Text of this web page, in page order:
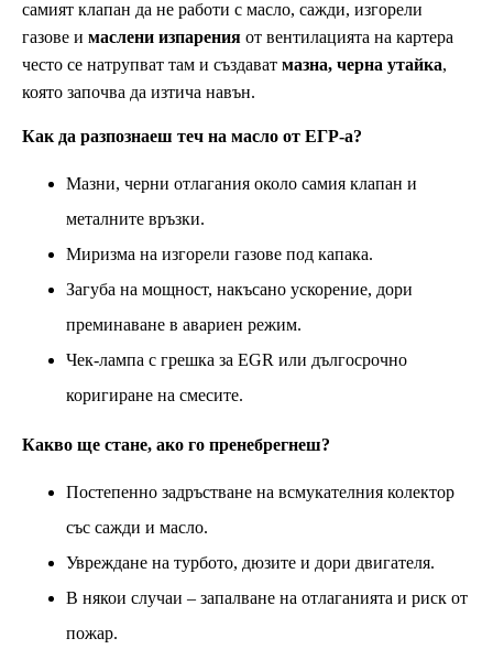
самият клапан да не работи с масло, сажди, изгорели
газове и маслени изпарения от вентилацията на картера
често се натрупват там и създават мазна, черна утайка,
която започва да изтича навън.
Как да разпознаеш теч на масло от ЕГР-а?
Мазни, черни отлагания около самия клапан и
металните връзки.
Миризма на изгорели газове под капака.
Загуба на мощност, накъсано ускорение, дори
преминаване в авариен режим.
Чек-лампа с грешка за EGR или дългосрочно
коригиране на смесите.
Какво ще стане, ако го пренебрегнеш?
Постепенно задръстване на всмукателния колектор
със сажди и масло.
Увреждане на турбото, дюзите и дори двигателя.
В някои случаи – запалване на отлаганията и риск от
пожар.